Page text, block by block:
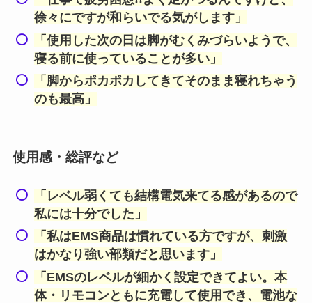
徐々にですが和らいでる気がします」
「使用した次の日は脚がむくみづらいようで、
寝る前に使っていることが多い」
「脚からポカポカしてきてそのまま寝れちゃう
のも最高」
使用感・総評など
「レベル弱くても結構電気来てる感があるので
私には十分でした」
「私はEMS商品は慣れている方ですが、刺激
はかなり強い部類だと思います」
「EMSのレベルが細かく設定できてよい。本
体・リモコンともに充電して使用でき、電池な